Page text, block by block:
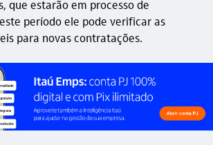
que estarão em processo de
período ele pode verificar as
para novas contratações.